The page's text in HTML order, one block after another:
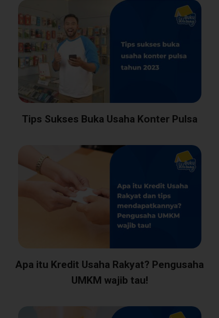
Tips Sukses Buka Usaha Konter Pulsa
Apa itu Kredit Usaha Rakyat? Pengusaha
UMKM wajib tau!